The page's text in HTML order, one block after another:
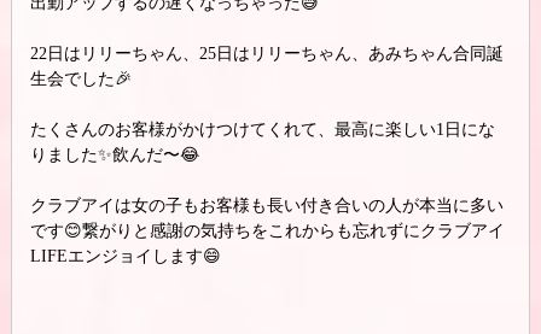
22日はリリーちゃん、25日はリリーちゃん、あみちゃん合同誕
生会でした🎉
たくさんのお客様がかけつけてくれて、最高に楽しい1日にな
りました✨飲んだ〜😂
クラブアイは女の子もお客様も長い付き合いの人が本当に多い
です😊繋がりと感謝の気持ちをこれからも忘れずにクラブアイ
LIFEエンジョイします😄